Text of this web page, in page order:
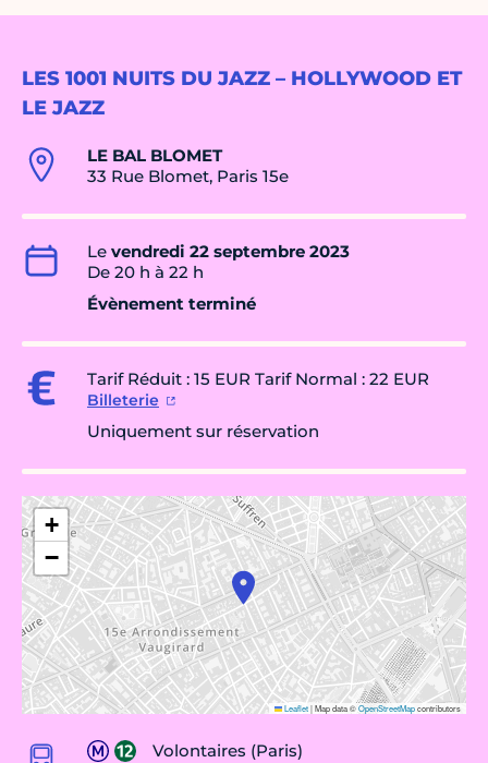
LES 1001 NUITS DU JAZZ – HOLLYWOOD ET
LE JAZZ
LE BAL BLOMET
33 Rue Blomet, Paris 15e
Le vendredi 22 septembre 2023
De 20 h à 22 h
Évènement terminé
Tarif Réduit : 15 EUR Tarif Normal : 22 EUR
Billeterie
Uniquement sur réservation
+
−
Leaflet|Map data ©OpenStreetMapcontributors
Volontaires (Paris)